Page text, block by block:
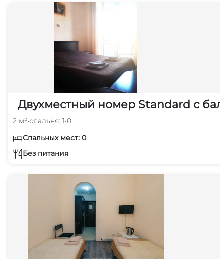
Двухместный номер Standard с
2 м²•спальня: 1•0
Спальных мест: 0
Без питания